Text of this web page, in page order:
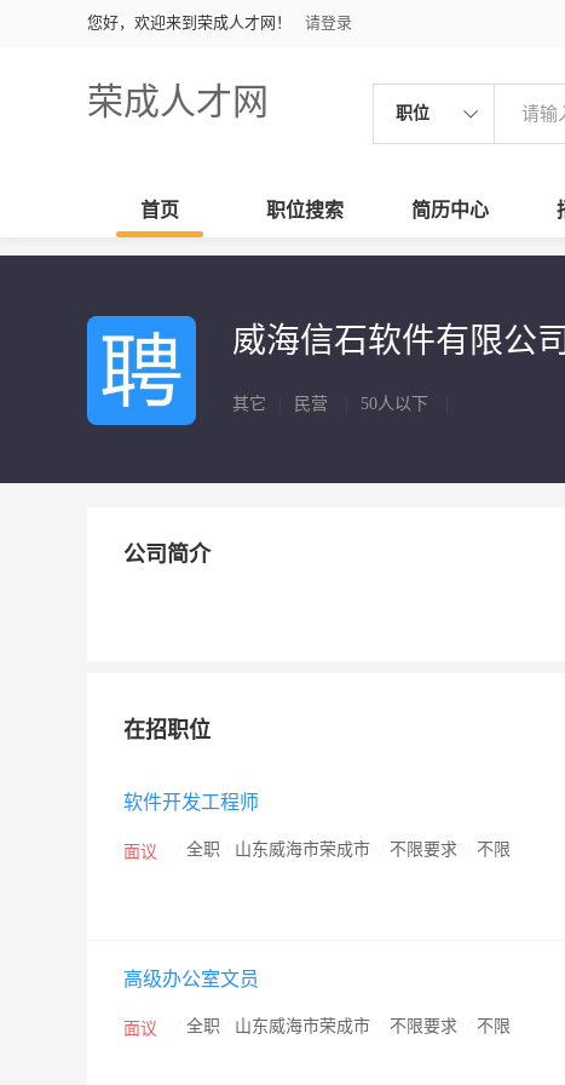
您好，欢迎来到荣成人才网！ 请登录
荣成人才网 职位
首页 职位搜索 简历中心
威海信石软件有限公司
其它 民营 50人以下
公司简介
在招职位
软件开发工程师
面议 全职 山东威海市荣成市 不限要求 不限
高级办公室文员
面议 全职 山东威海市荣成市 不限要求 不限